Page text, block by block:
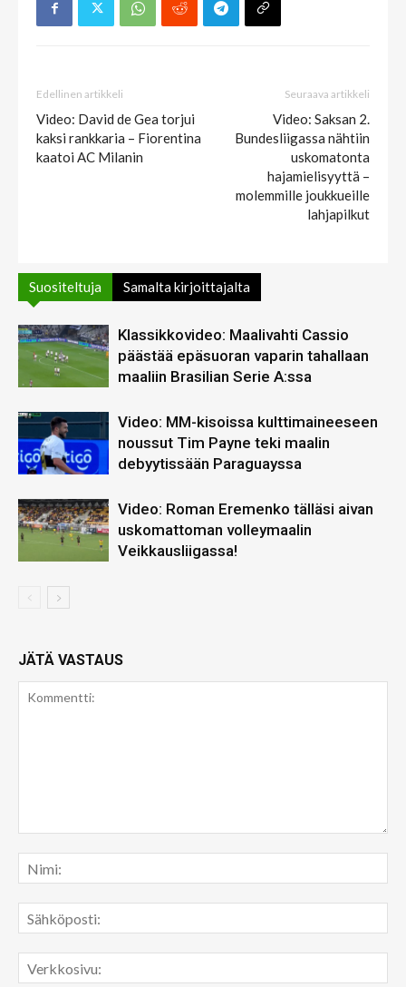
Edellinen artikkeli
Video: David de Gea torjui
kaksi rankkaria – Fiorentina
kaatoi AC Milanin
Seuraava artikkeli
Video: Saksan 2.
Bundesliigassa nähtiin
uskomatonta
hajamielisyyttä –
molemmille joukkueille
lahjapilkut
Suositeltuja Samalta kirjoittajalta
Klassikkovideo: Maalivahti Cassio
päästää epäsuoran vaparin tahallaan
maaliin Brasilian Serie A:ssa
Video: MM-kisoissa kulttimaineeseen
noussut Tim Payne teki maalin
debyytissään Paraguayssa
Video: Roman Eremenko tälläsi aivan
uskomattoman volleymaalin
Veikkausliigassa!
JÄTÄ VASTAUS